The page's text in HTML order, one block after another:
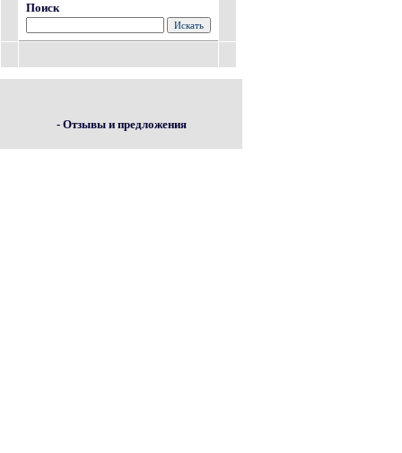
Поиск
- Отзывы и предложения